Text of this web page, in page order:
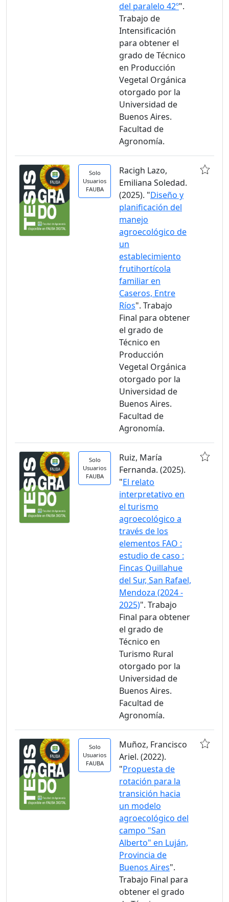
del paralelo 42º".
Trabajo de
Intensificación
para obtener el
grado de Técnico
en Producción
Vegetal Orgánica
otorgado por la
Universidad de
Buenos Aires.
Facultad de
Agronomía.
Solo
Usuarios
FAUBA
Racigh Lazo,
Emiliana Soledad.
(2025). "Diseño y
planificación del
manejo
agroecológico de
un
establecimiento
frutihortícola
familiar en
Caseros, Entre
Ríos". Trabajo
Final para obtener
el grado de
Técnico en
Producción
Vegetal Orgánica
otorgado por la
Universidad de
Buenos Aires.
Facultad de
Agronomía.
Solo
Usuarios
FAUBA
Ruiz, María
Fernanda. (2025).
"El relato
interpretativo en
el turismo
agroecológico a
través de los
elementos FAO :
estudio de caso :
Fincas Quillahue
del Sur, San Rafael,
Mendoza (2024 -
2025)". Trabajo
Final para obtener
el grado de
Técnico en
Turismo Rural
otorgado por la
Universidad de
Buenos Aires.
Facultad de
Agronomía.
Solo
Usuarios
FAUBA
Muñoz, Francisco
Ariel. (2022).
"Propuesta de
rotación para la
transición hacia
un modelo
agroecológico del
campo "San
Alberto" en Luján,
Provincia de
Buenos Aires".
Trabajo Final para
obtener el grado